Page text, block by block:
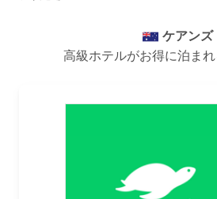
ケアンズ
高級ホテルがお得に泊ま